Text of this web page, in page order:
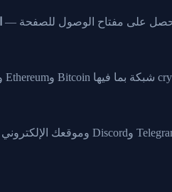
على مفتاح الوصول للصفحة —